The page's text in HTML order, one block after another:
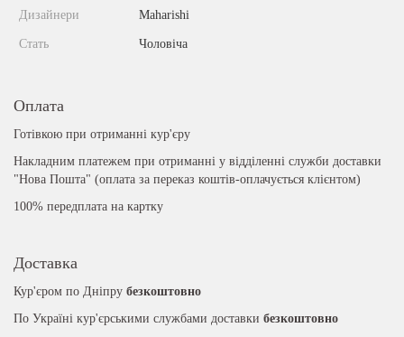
Дизайнери Maharishi
Стать Чоловіча
Оплата
Готівкою при отриманні кур'єру
Накладним платежем при отриманні у відділенні служби доставки
"Нова Пошта" (оплата за переказ коштів-оплачується клієнтом)
100% передплата на картку
Доставка
Кур'єром по Дніпру безкоштовно
По Україні кур'єрськими службами доставки безкоштовно